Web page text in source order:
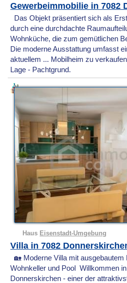
Gewerbeimmobilie in 7082
Das Objekt präsentiert sich als
durch eine durchdachte
Wohnküche, die zum gemütlichen
Die moderne Ausstattung umfasst
aktuellem ... Mobilheim zu
Lage - Pachtgrund.
Haus Eisenstadt-Umgebung
Villa in 7082
🏡 Moderne Villa mit ausgebautem
Wohnkeller und Pool Willkommen
Donnerskirchen - einer der